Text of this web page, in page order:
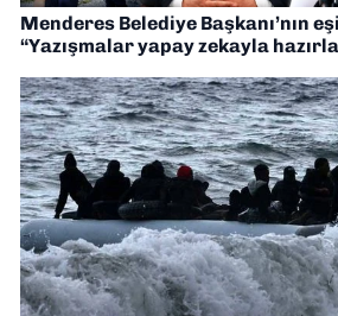
Menderes Belediye Başkanı’nın
“Yazışmalar yapay zekayla